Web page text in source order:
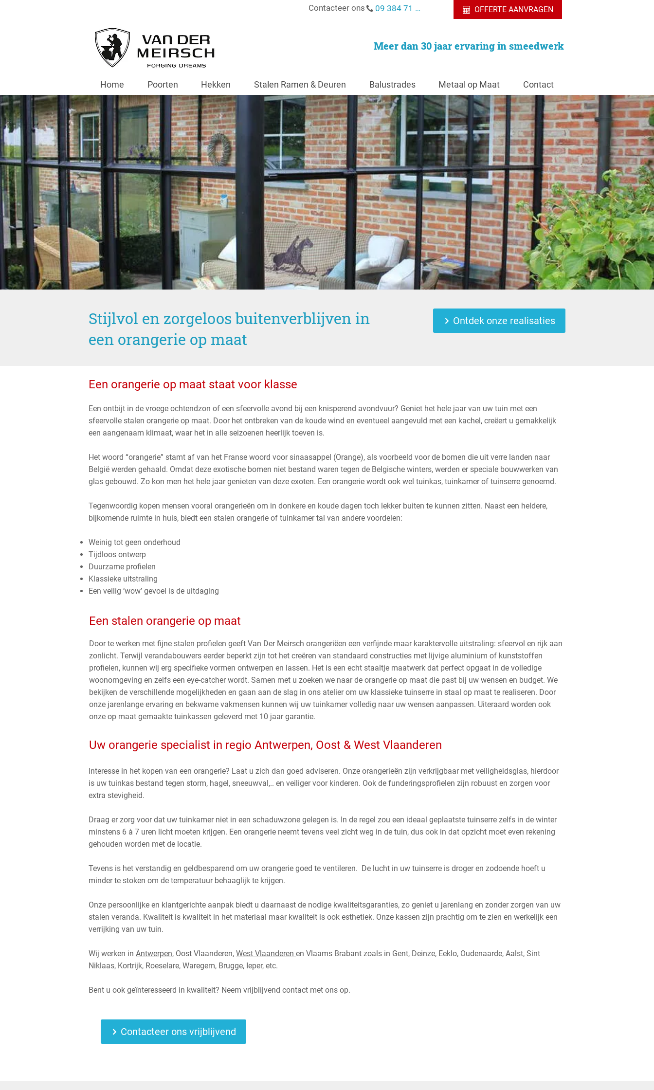
Contacteer ons 09 384 71 93 OFFERTE AANVRAGEN
Meer dan 30 jaar ervaring in smeedwerk
Home Poorten Hekken Stalen Ramen & Deuren Balustrades Metaal op Maat Contact
Stijlvol en zorgeloos buitenverblijven in
een orangerie op maat
Ontdek onze realisaties
Een orangerie op maat staat voor klasse
Een ontbijt in de vroege ochtendzon of een sfeervolle avond bij een knisperend avondvuur? Geniet het hele jaar van uw tuin met een
sfeervolle stalen orangerie op maat. Door het ontbreken van de koude wind en eventueel aangevuld met een kachel, creëert u gemakkelijk
een aangenaam klimaat, waar het in alle seizoenen heerlijk toeven is.
Het woord “orangerie” stamt af van het Franse woord voor sinaasappel (Orange), als voorbeeld voor de bomen die uit verre landen naar
België werden gehaald. Omdat deze exotische bomen niet bestand waren tegen de Belgische winters, werden er speciale bouwwerken van
glas gebouwd. Zo kon men het hele jaar genieten van deze exoten. Een orangerie wordt ook wel tuinkas, tuinkamer of tuinserre genoemd.
Tegenwoordig kopen mensen vooral orangerieën om in donkere en koude dagen toch lekker buiten te kunnen zitten. Naast een heldere,
bijkomende ruimte in huis, biedt een stalen orangerie of tuinkamer tal van andere voordelen:
Weinig tot geen onderhoud
Tijdloos ontwerp
Duurzame profielen
Klassieke uitstraling
Een veilig ‘wow’ gevoel is de uitdaging
Een stalen orangerie op maat
Door te werken met fijne stalen profielen geeft Van Der Meirsch orangeriëen een verfijnde maar karaktervolle uitstraling: sfeervol en rijk aan
zonlicht. Terwijl verandabouwers eerder beperkt zijn tot het creëren van standaard constructies met lijvige aluminium of kunststoffen
profielen, kunnen wij erg specifieke vormen ontwerpen en lassen. Het is een echt staaltje maatwerk dat perfect opgaat in de volledige
woonomgeving en zelfs een eye-catcher wordt. Samen met u zoeken we naar de orangerie op maat die past bij uw wensen en budget. We
bekijken de verschillende mogelijkheden en gaan aan de slag in ons atelier om uw klassieke tuinserre in staal op maat te realiseren. Door
onze jarenlange ervaring en bekwame vakmensen kunnen wij uw tuinkamer volledig naar uw wensen aanpassen. Uiteraard worden ook
onze op maat gemaakte tuinkassen geleverd met 10 jaar garantie.
Uw orangerie specialist in regio Antwerpen, Oost & West Vlaanderen
Interesse in het kopen van een orangerie? Laat u zich dan goed adviseren. Onze orangerieën zijn verkrijgbaar met veiligheidsglas, hierdoor
is uw tuinkas bestand tegen storm, hagel, sneeuwval,.. en veiliger voor kinderen. Ook de funderingsprofielen zijn robuust en zorgen voor
extra stevigheid.
Draag er zorg voor dat uw tuinkamer niet in een schaduwzone gelegen is. In de regel zou een ideaal geplaatste tuinserre zelfs in de winter
minstens 6 à 7 uren licht moeten krijgen. Een orangerie neemt tevens veel zicht weg in de tuin, dus ook in dat opzicht moet even rekening
gehouden worden met de locatie.
Tevens is het verstandig en geldbesparend om uw orangerie goed te ventileren. De lucht in uw tuinserre is droger en zodoende hoeft u
minder te stoken om de temperatuur behaaglijk te krijgen.
Onze persoonlijke en klantgerichte aanpak biedt u daarnaast de nodige kwaliteitsgaranties, zo geniet u jarenlang en zonder zorgen van uw
stalen veranda. Kwaliteit is kwaliteit in het materiaal maar kwaliteit is ook esthetiek. Onze kassen zijn prachtig om te zien en werkelijk een
verrijking van uw tuin.
Wij werken in Antwerpen, Oost Vlaanderen, West Vlaanderen en Vlaams Brabant zoals in Gent, Deinze, Eeklo, Oudenaarde, Aalst, Sint
Niklaas, Kortrijk, Roeselare, Waregem, Brugge, Ieper, etc.
Bent u ook geïnteresseerd in kwaliteit? Neem vrijblijvend contact met ons op.
Contacteer ons vrijblijvend